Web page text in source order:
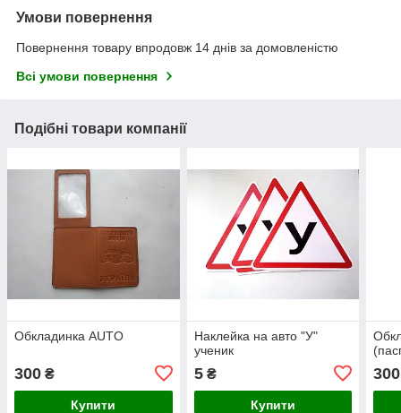
Умови повернення
Повернення товару впродовж 14 днів за домовленістю
Всі умови повернення
Подібні товари компанії
Обкладинка AUTO
300 ₴
Купити
Наклейка на авто "У"
ученик
5₴
Купити
300